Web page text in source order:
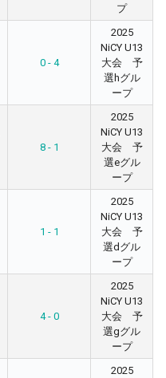
プ
0 - 4
2025
NiCY U13
大会 予
選hグル
ープ
8 - 1
2025
NiCY U13
大会 予
選eグル
ープ
1 - 1
2025
NiCY U13
大会 予
選dグル
ープ
4 - 0
2025
NiCY U13
大会 予
選gグル
ープ
2025